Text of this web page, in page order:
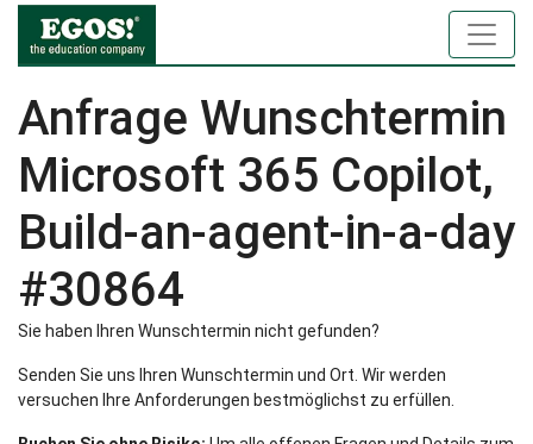
Anfrage Wunschtermin
Microsoft 365 Copilot,
Build-an-agent-in-a-day
#30864
Sie haben Ihren Wunschtermin nicht gefunden?
Senden Sie uns Ihren Wunschtermin und Ort. Wir werden
versuchen Ihre Anforderungen bestmöglichst zu erfüllen.